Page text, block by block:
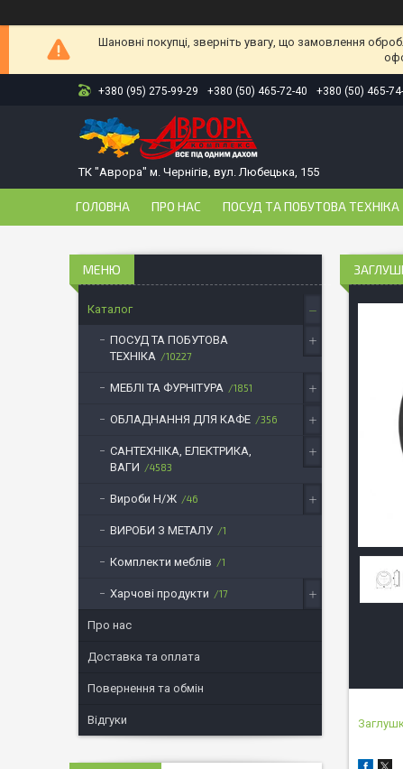
Шановні покупці, зверніть увагу, що замовлення
+380 (95) 275-99-29 +380 (50) 465-72-40 +380 (50) 465-
ТК "Аврора" м. Чернігів, вул. Любецька, 155
ГОЛОВНА ПРО НАС ПОСУД ТА ПОБУТОВА ТЕХНІКА
Каталог
ПОСУД ТА ПОБУТОВА
ТЕХНІКА
10227
МЕБЛІ ТА ФУРНІТУРА 1851
ОБЛАДНАННЯ ДЛЯ КАФЕ 356
САНТЕХНІКА, ЕЛЕКТРИКА,
ВАГИ
4583
Вироби Н/Ж 46
ВИРОБИ З МЕТАЛУ 1
Комплекти меблів 1
Харчові продукти 17
Про нас
Доставка та оплата
Повернення та обмін
Відгуки